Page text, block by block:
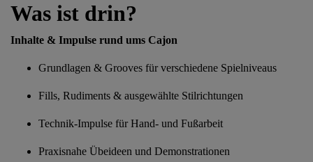
Was ist drin?
Inhalte & Impulse rund ums Cajon
Grundlagen & Grooves für verschiedene Spielniveaus
Fills, Rudiments & ausgewählte Stilrichtungen
Technik-Impulse für Hand- und Fußarbeit
Praxisnahe Übeideen und Demonstrationen